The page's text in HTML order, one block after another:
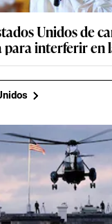
Unidos de
para interferir en